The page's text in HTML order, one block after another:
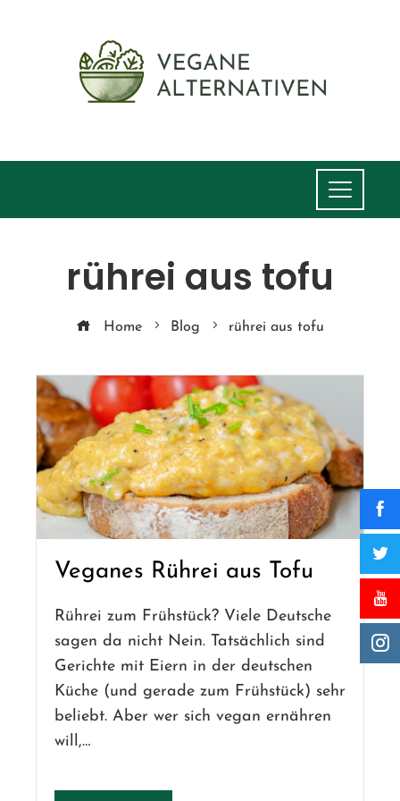
rührei aus tofu
Home Blog rührei aus tofu
Veganes Rührei aus Tofu
Rührei zum Frühstück? Viele Deutsche
sagen da nicht Nein. Tatsächlich sind
Gerichte mit Eiern in der deutschen
Küche (und gerade zum Frühstück) sehr
beliebt. Aber wer sich vegan ernähren
will,…